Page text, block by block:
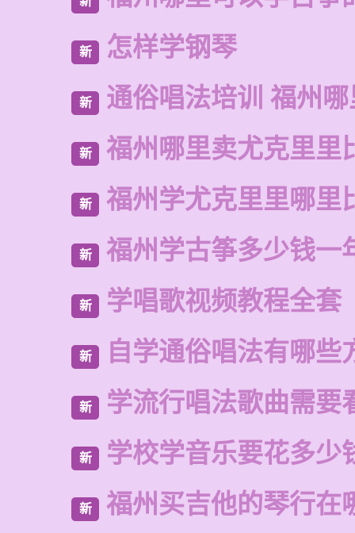
新 怎样学钢琴
新 通俗唱法培训 福州
新 福州哪里卖尤克里里
新 福州学尤克里里哪里
新 福州学古筝多少钱一
新 学唱歌视频教程全套
新 自学通俗唱法有哪些
新 学流行唱法歌曲需要
新 学校学音乐要花多少
新 福州买吉他的琴行在